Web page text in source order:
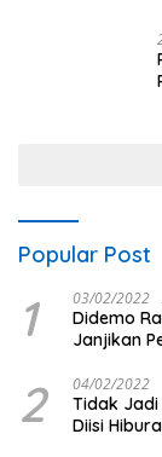
Popular Post
1 03/02/2022
Didemo
Janjikan
2 04/02/2022
Tidak Jadi
Diisi